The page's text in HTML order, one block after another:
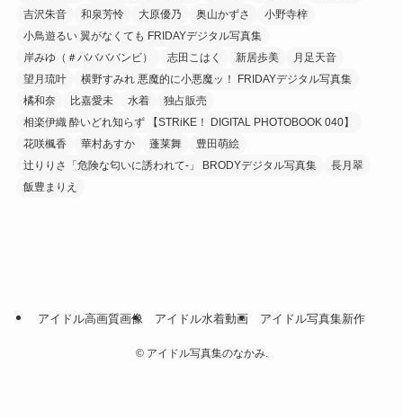
吉沢朱音
和泉芳怜 大原優乃 奥山かずさ
小野寺梓
小鳥遊るい 翼がなくても FRIDAYデジタル写真集
岸みゆ（＃ババババンビ）
志田こはく 新居歩美
月足天音
望月琉叶
横野すみれ 悪魔的に小悪魔ッ！ FRIDAYデジタル写真集
橘和奈
比嘉愛未 水着
独占販売
相楽伊織 酔いどれ知らず 【STRiKE！ DIGITAL PHOTOBOOK 040】
花咲楓香
華村あすか 蓬莱舞
豊田萌絵
辻りりさ「危険な匂いに誘われて-」 BRODYデジタル写真集
長月翠
飯豊まりえ
アイドル高画質画像 アイドル水着動画 アイドル写真集新作
©アイドル写真集のなかみ.